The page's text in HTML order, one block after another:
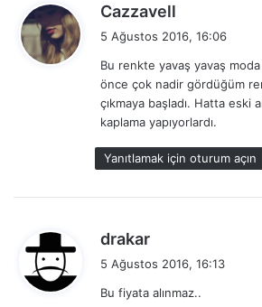
Cazzavell
i
k
i
5 Ağustos 2016, 16:06
Bu renkte yavaş yavaş moda
önce çok nadir gördüğüm
çıkmaya başladı. Hatta eski
kaplama yapıyorlardı.
Yanıtlamak için oturum açın
drakar
5 Ağustos 2016, 16:13
Bu fiyata alınmaz..